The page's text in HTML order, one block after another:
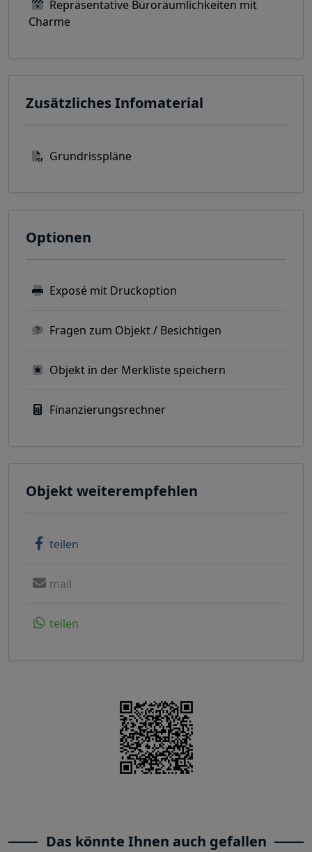
Repräsentative Büroräumlichkeiten mit
Charme
Zusätzliches Infomaterial
Grundrisspläne
Optionen
Exposé mit Druckoption
Fragen zum Objekt / Besichtigen
Objekt in der Merkliste speichern
Finanzierungsrechner
Objekt weiterempfehlen
teilen
mail
teilen
Das könnte Ihnen auch gefallen